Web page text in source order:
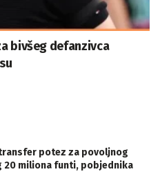
bivšeg defanzivca
potez za povoljnog
20 miliona funti, pobjednika